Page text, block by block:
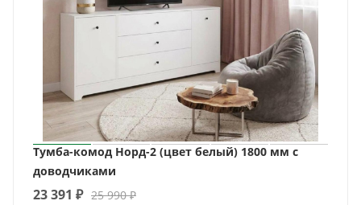
Тумба-комод Норд-2 (цвет белый) 1800 мм с
доводчиками
23 391 ₽ 25 990₽